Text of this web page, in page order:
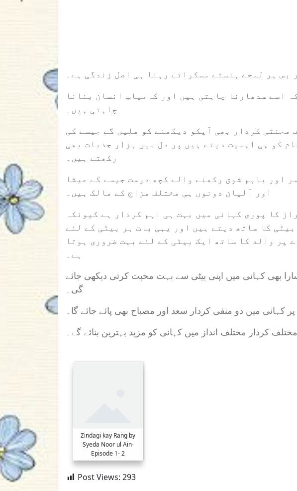
بس ہر لمحے ہنستے مسکراتے رہنا ہی اصل زندگی ہے۔
اسے سدھارنا چاہتی ہیں اور کامیاب انسان بنانا
چاہتی ہیں۔
محنتی کردار بھی آپکو دیکھنے کو ملیں گے جیسے کی
کو ہی اہمیت دیتے ہیں پر دل میں ہزار جذبات بھی
رکھتے ہیں۔
اور باہم شوق رکھنے والے کچھ دوست جیسے کے عیشا
اور آلیان دونوں ہی مختلف مزاج کے مالک ہیں۔
کا پوری کہانی میں بہت ہی اہم کردار ہے کیونکہ
بیٹی کا ساتھ دیتے ہیں اور یہی بات ہر بیٹی کے لئے
پر والد کا ساتھ ایک بیٹی کے لئے بہت ضروری ہوتا
ہے۔
بھی کہانی میں اپنی بیٹی سے بہت محبت کرتی دیکھی جائے
گی۔
پر کہانی میں دو منفی کردار سعد اور مصباح بھی پائے جائے گا۔
کردار مختلف انداز میں کہانی کو مزید بہترین بنائے گے۔
Zindagi kay Rang by
Syeda Noor ul Ain-
Episode 1- 2
Post Views: 293